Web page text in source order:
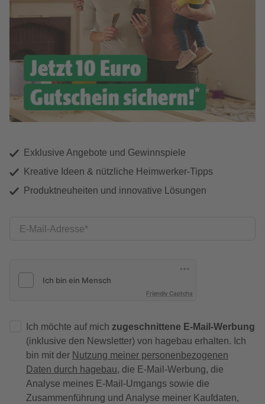
Exklusive Angebote und Gewinnspiele
Kreative Ideen & nützliche Heimwerker-Tipps
Produktneuheiten und innovative Lösungen
E-Mail-Adresse
Friendly Captcha
Ich möchte auf mich zugeschnittene E-Mail-Werbung
(inklusive den Newsletter) von hagebau erhalten. Ich
bin mit der Nutzung meiner personenbezogenen
Daten durch hagebau, die E-Mail-Werbung, die
Analyse meines E-Mail-Umgangs sowie die
Zusammenführung und Analyse meiner Kaufdaten,